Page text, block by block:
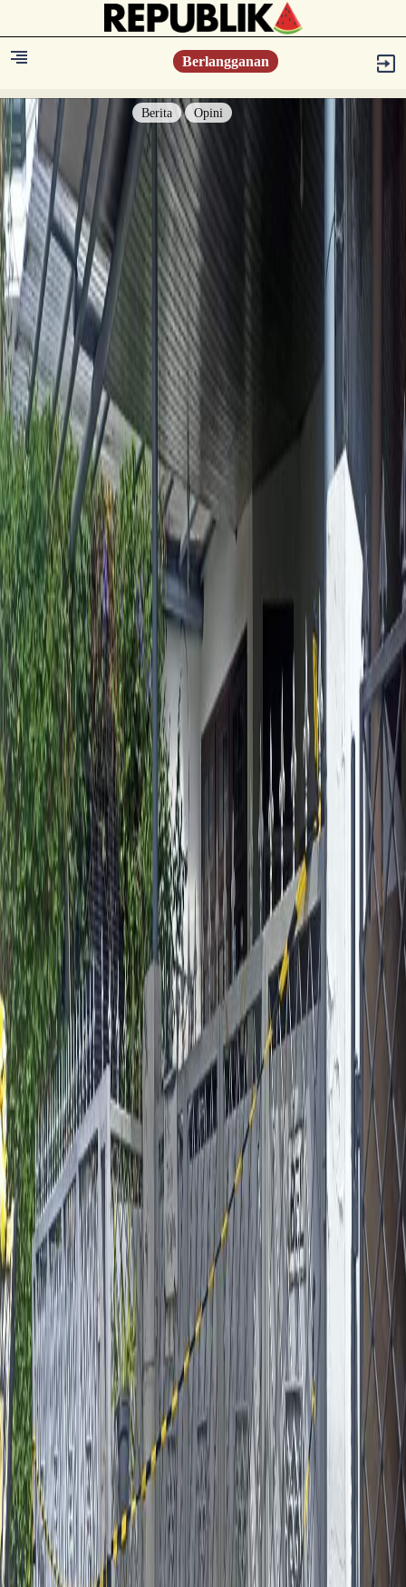
Berlangganan
Berita Opini
Berita
Islam Digest
Hikmah
Opini
Konsultasi Syariah
Resonansi
Sejarah
Lensa
Iqtishodia
Sastra
Literasi Umat